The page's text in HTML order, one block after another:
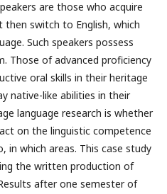
are those who acquire
then switch to English, which
Such speakers possess
Those of advanced proficiency
oral skills in their heritage
native-like abilities in their
language research is whether
on the linguistic competence
in which areas. This case study
the written production of
after one semester of